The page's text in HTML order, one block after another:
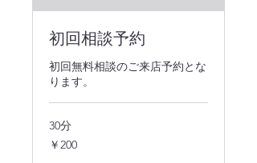
初回相談予約
初回無料相談のご来店予約とな
ります。
30分
200
円
￥200